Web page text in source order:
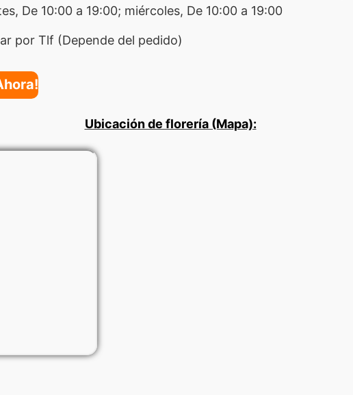
De 10:00 a 19:00; miércoles, De 10:00 a 19:00
por Tlf (Depende del pedido)
Ubicación de florería (Mapa):